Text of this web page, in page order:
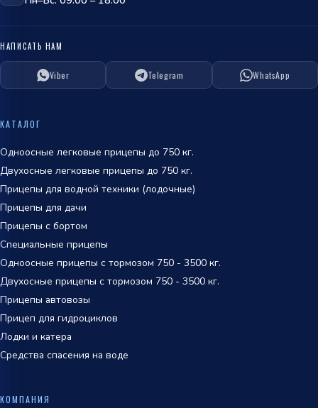
ОТПРАВИТЬ
НАПИСАТЬ НАМ
Viber Telegram WhatsApp
КАТАЛОГ
Одноосные легковые прицепы до 750 кг.
Двухосные легковые прицепы до 750 кг.
Прицепы для водной техники (лодочные)
Прицепы для дачи
Прицепы с бортом
Специальные прицепы
Одноосные прицепы с тормозом 750 - 3500 кг.
Двухосные прицепы с тормозом 750 - 3500 кг.
Прицепы автовозы
Прицеп для гидроциклов
Лодки и катера
Средства спасения на воде
КОМПАНИЯ